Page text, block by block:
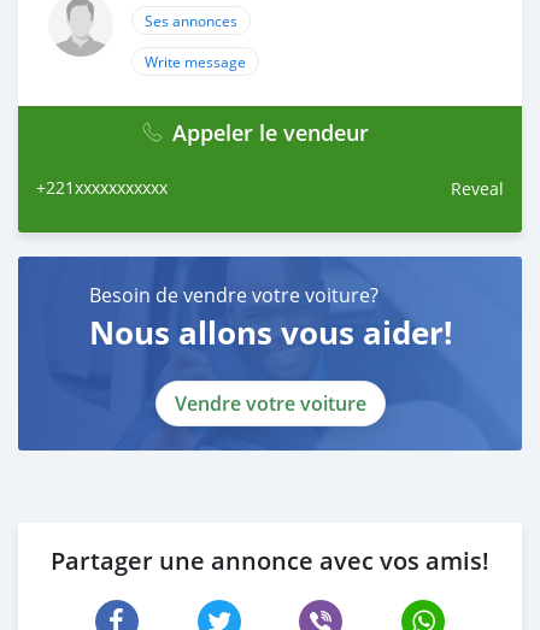
Ses annonces
Write message
Appeler le vendeur
+221xxxxxxxxxxx Reveal
Besoin de vendre votre voiture?
Nous allons vous aider!
Vendre votre voiture
Partager une annonce avec vos amis!